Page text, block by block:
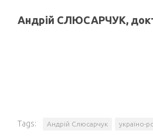
Андрій СЛЮСАРЧУК,
Tags: Андрій Слюсарчук україно-